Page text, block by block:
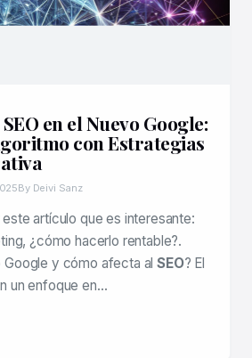
en el Nuevo Google:
con Estrategias
By Deivi Sanz
artículo que es interesante:
¿cómo hacerlo rentable?.
Google y cómo afecta alSEO? El
un enfoque en…